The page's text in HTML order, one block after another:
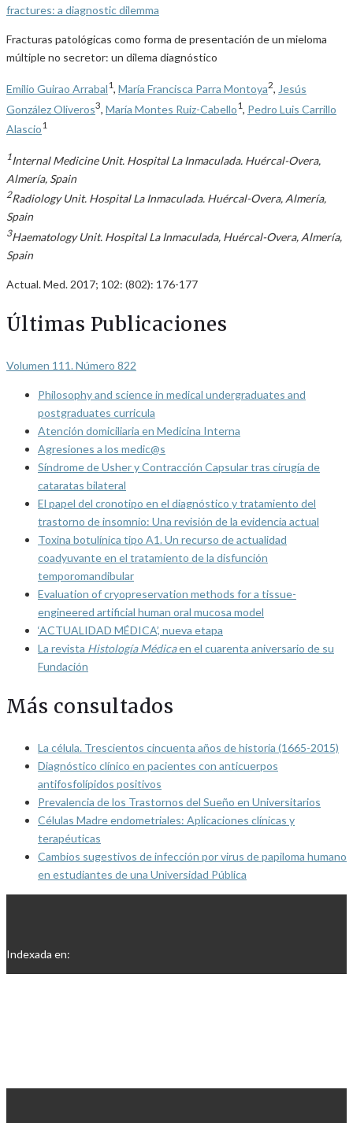
fractures: a diagnostic dilemma
Fracturas patológicas como forma de presentación de un mieloma
múltiple no secretor: un dilema diagnóstico
Emilio Guirao Arrabal1, María Francisca Parra Montoya2, Jesús
González Oliveros3 María Montes Ruiz-Cabello1
Pedro Luis Carrillo
Alascio1
1Internal Medicine Unit. Hospital La Inmaculada. Huércal-Overa,
Almería, Spain
2Radiology Unit. Hospital La Inmaculada. Huércal-Overa, Almería,
Spain
3Haematology Unit. Hospital La Inmaculada, Huércal-Overa, Almería,
Spain
Actual. Med. 2017; 102: (802): 176-177
Últimas Publicaciones
Volumen 111. Número 822
Philosophy and science in medical undergraduates and
postgraduates curricula
Atención domiciliaria en Medicina Interna
Agresiones a los medic@s
Síndrome de Usher y Contracción Capsular tras cirugía de
cataratas bilateral
El papel del cronotipo en el diagnóstico y tratamiento del
trastorno de insomnio: Una revisión de la evidencia actual
Toxina botulínica tipo A1. Un recurso de actualidad
coadyuvante en el tratamiento de la disfunción
temporomandibular
Evaluation of cryopreservation methods for a tissue-
engineered artificial human oral mucosa model
‘ACTUALIDAD MÉDICA’, nueva etapa
La revista Histología Médicaen el cuarenta aniversario de su
Fundación
Más consultados
La célula. Trescientos cincuenta años de historia (1665-2015)
Diagnóstico clínico en pacientes con anticuerpos
antifosfolípidos positivos
Prevalencia de los Trastornos del Sueño en Universitarios
Células Madre endometriales: Aplicaciones clínicas y
terapéuticas
Cambios sugestivos de infección por virus de papiloma humano
en estudiantes de una Universidad Pública
Indexada en: